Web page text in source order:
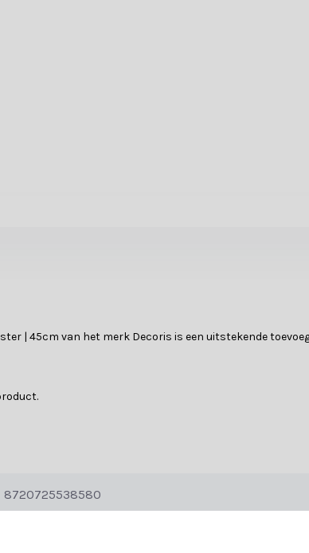
| 45cm van het merk Decoris is een uitstekende
Laat je adviseren door een van onze
voor een magische kerst:
8720725538580